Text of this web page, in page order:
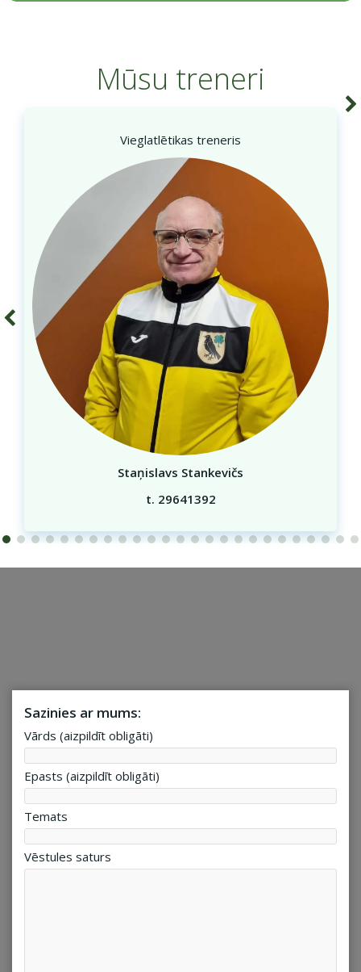
Mūsu treneri
Sazinies ar mums:
Vārds (aizpildīt obligāti)
Epasts (aizpildīt obligāti)
Temats
Vēstules saturs